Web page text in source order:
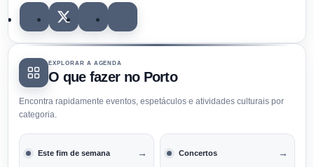
EXPLORAR A AGENDA
O que fazer no Porto
Encontra rapidamente eventos, espetáculos e atividades culturais por
categoria.
Este fim de semana → Concertos →